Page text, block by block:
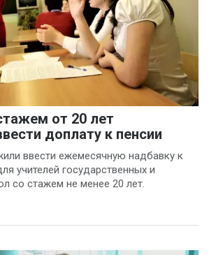
от 20 лет
доплату к пенсии
ввести ежемесячную надбавку к
учителей государственных и
со стажем не менее 20 лет.